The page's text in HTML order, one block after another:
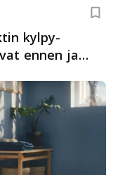
kylpy­
ennen ja